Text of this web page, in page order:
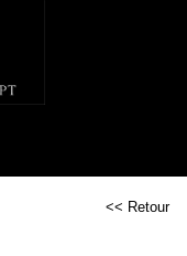
<< Retour